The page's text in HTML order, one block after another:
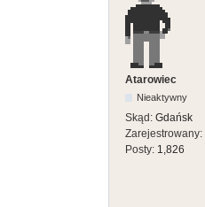
Atarowiec
Nieaktywny
Skąd: Gdańsk
Zarejestrowany:
Posty: 1,826